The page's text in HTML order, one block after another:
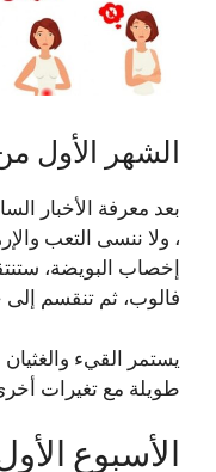
الشهر الأول
بعد معرفة الأخبار
، ولا ننسى التعب
إخصاب البويضة،
فالوب، ثم تنقسم إلى
يستمر القيء
طويلة مع تغيرات
الأسبوع